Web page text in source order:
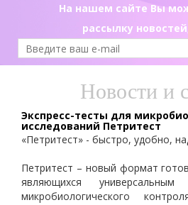
На нашем сайте Вы
рассылку
Новости и
Экспресс-тесты для
исследований Петритест
«Петритест» - быстро, удобно,
Петритест – новый формат
являющихся
микробиологического